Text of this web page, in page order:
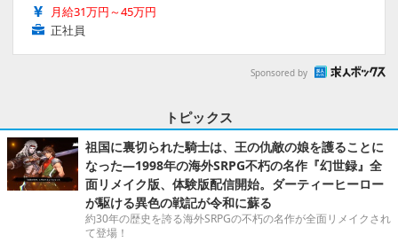
月給31万円～45万円
正社員
Sponsored by
トピックス
祖国に裏切られた騎士は、王の仇敵の娘を護ることに
なった―1998年の海外SRPG不朽の名作『幻世録』全
面リメイク版、体験版配信開始。ダーティーヒーロー
が駆ける異色の戦記が令和に蘇る
約30年の歴史を誇る海外SRPGの不朽の名作が全面リメイクされ
て登場！